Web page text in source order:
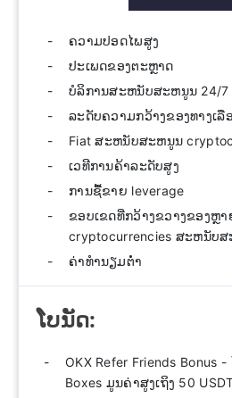
ຄວາມປອດໄພສູງ
ປະເພດຂອງຕະຫຼາດ
ບໍລິການສະຫນັບສະຫນູນ 24/7
ລະດັບຄວາມກວ້າງຂອງທາງເ
Fiat ສະຫນັບສະຫນູນ
ເວທີການຄ້າລະດັບສູງ
ການຊື້ຂາຍ leverage
ຂອບເຂດທີ່ກວ້າງຂວາງຂອງຫຼາ
cryptocurrencies ສະຫນັບ
ຄ່າທຳນຽມຕໍ່າ
ໂບນັດ:
OKX Refer Friends Bonus
Boxes ມູນຄ່າສູງເຖິງ 50